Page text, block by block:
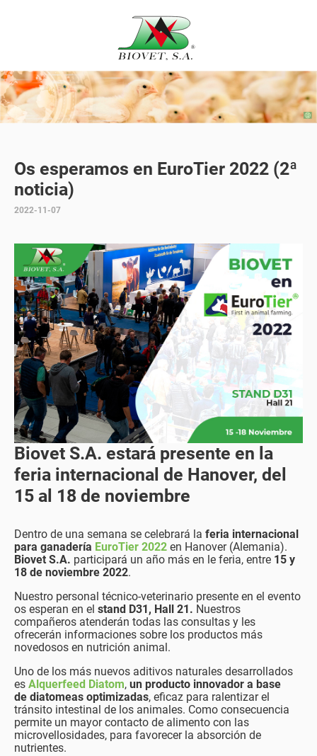
Os esperamos en EuroTier 2022 (2ª
noticia)
2022-11-07
Biovet S.A. estará presente en la
feria internacional de Hanover, del
15 al 18 de noviembre
Dentro de una semana se celebrará la feria internacional
para ganadería EuroTier 2022 en Hanover (Alemania).
Biovet S.A. participará un año más en le feria, entre 15 y
18 de noviembre 2022.
Nuestro personal técnico-veterinario presente en el evento
os esperan en el stand D31, Hall 21. Nuestros
compañeros atenderán todas las consultas y les
ofrecerán informaciones sobre los productos más
novedosos en nutrición animal.
Uno de los más nuevos aditivos naturales desarrollados
es Alquerfeed Diatom, un producto innovador a base
de diatomeas optimizadas, eficaz para ralentizar el
tránsito intestinal de los animales. Como consecuencia
permite un mayor contacto de alimento con las
microvellosidades, para favorecer la absorción de
nutrientes.